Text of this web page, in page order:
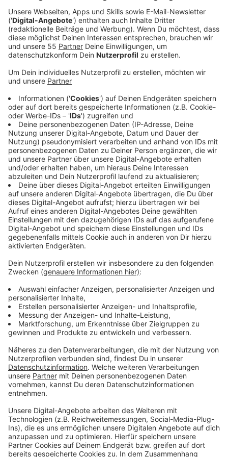
Veröffentlicht:Montag, 04.11.2024 06:52
Anzeige
Die Basis für dieses Angebot liefert das sogenannte
Pegelnetz des Landesamtes für Natur, Umwelt- und
Verbraucherschutz: Es kann auf derzeit 304 Pegel von
Flüssen in ganz NRW zugreifen. Bis Ende des Jahres
sind weitere Meldepegel geplant. Bürger können sich
via Internet oder Handyapps über Hochwasserstände
informieren. Dazu gehört zum Beispiel die Warn-App
NINA und die App "MeinePegel". Die Apps versenden
entsprechende Warnmeldungen, wenn es zu
gefährlichen Hochwassern kommt. Die
Extremwetterlagen der letzten Monate und Jahre
haben gezeigt, wie wichtig solche Warnsysteme sind.
Auch der Kreis Mettmann war bereits mehrfach von
Hochwassern betroffen, besonders stark nach dem
Tief "Bernd" im Jahr 2021.
Anzeige
Diese Angebote informieren bei Gefahr
Anzeige
Hochwasserportal NRW
Hochwasserinformationen über dieWarn-App
NINA
Umweltportal NRW
App
FloodCheck-App